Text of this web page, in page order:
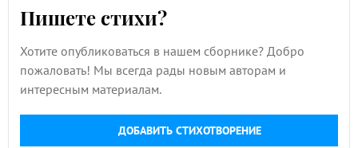
Пишете стихи?
Хотите опубликоваться в нашем сборнике? Добро
пожаловать! Мы всегда рады новым авторам и
интересным материалам.
ДОБАВИТЬ СТИХОТВОРЕНИЕ